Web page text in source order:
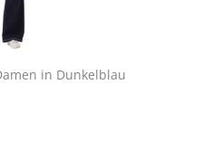
in Dunkelblau